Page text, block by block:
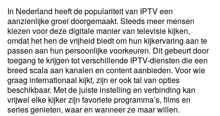
In Nederland heeft de populariteit van IPTV een
aanzienlijke groei doorgemaakt. Steeds meer mensen
kiezen voor deze digitale manier van televisie kijken,
omdat het hen de vrijheid biedt om hun kijkervaring aan te
passen aan hun persoonlijke voorkeuren. Dit gebeurt door
toegang te krijgen tot verschillende IPTV-diensten die een
breed scala aan kanalen en content aanbieden. Voor wie
graag internationaal kijkt, zijn er ook tal van opties
beschikbaar. Met de juiste instelling en verbinding kan
vrijwel elke kijker zijn favoriete programma’s, films en
series genieten, waar en wanneer ze maar willen.